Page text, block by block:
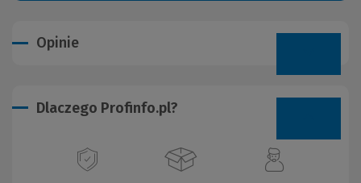
Opinie
Dlaczego Profinfo.pl?